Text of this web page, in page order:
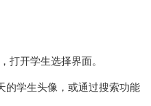
打开学生选择界面。
的学生头像，或通过搜索功能